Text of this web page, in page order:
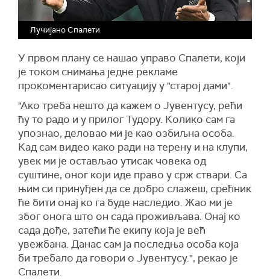
Лучијано Спалети
У првом плану се нашао управо Спалети, који
је током снимања једне рекламе
прокоментарисао ситуацију у "старој дами".
"Ако треба нешто да кажем о Јувентусу, рећи
ћу то радо и у прилог Тудору. Колико сам га
упознао, деловао ми је као озбиљна особа.
Кад сам видео како ради на терену и на клупи,
увек ми је остављао утисак човека од
суштине, оног који иде право у срж ствари. Са
њим си принуђен да се добро слажеш, срећник
ће бити онај ко га буде наследио. Жао ми је
због онога што он сада проживљава. Онај ко
сада дође, затећи ће екипу која је већ
увежбана. Данас сам ја последња особа која
би требало да говори о Јувентусу.", рекао је
Спалети.